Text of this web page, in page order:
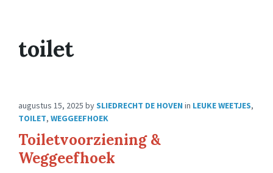
toilet
augustus 15, 2025 bySLIEDRECHT DE HOVEN in LEUKE WEETJES,
TOILET, WEGGEEFHOEK
Toiletvoorziening &
Weggeefhoek